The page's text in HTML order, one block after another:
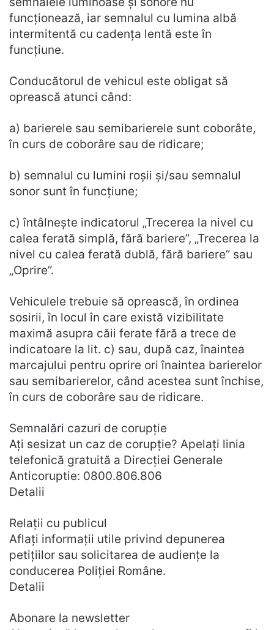
funcționează, iar semnalul cu lumina albă
intermitentă cu cadența lentă este în
funcțiune.
Conducătorul de vehicul este obligat să
oprească atunci când:
a) barierele sau semibarierele sunt coborâte,
în curs de coborâre sau de ridicare;
b) semnalul cu lumini roșii și/sau semnalul
sonor sunt în funcțiune;
c) întâlnește indicatorul „Trecerea la nivel cu
calea ferată simplă, fără bariere”, „Trecerea la
nivel cu calea ferată dublă, fără bariere” sau
„Oprire”.
Vehiculele trebuie să oprească, în ordinea
sosirii, în locul în care există vizibilitate
maximă asupra căii ferate fără a trece de
indicatoare la lit. c) sau, după caz, înaintea
marcajului pentru oprire ori înaintea barierelor
sau semibarierelor, când acestea sunt închise,
în curs de coborâre sau de ridicare.
Semnalări cazuri de corupţie
Ați sesizat un caz de corupție? Apelați linia
telefonică gratuită a Direcţiei Generale
Anticoruptie: 0800.806.806
Detalii
Relaţii cu publicul
Aflați informații utile privind depunerea
petițiilor sau solicitarea de audiențe la
conducerea Poliției Române.
Detalii
Abonare la newsletter